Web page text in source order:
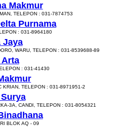
Makmur
TELEPON : 031-7874753
Purnama
: 031-8964180
Jaya
WARU, TELEPON : 031-8539688-89
Arta
: 031-41430
KRIAN, TELEPON : 031-8971951-2
3A, CANDI, TELEPON : 031-8054321
BLOK AQ - 09